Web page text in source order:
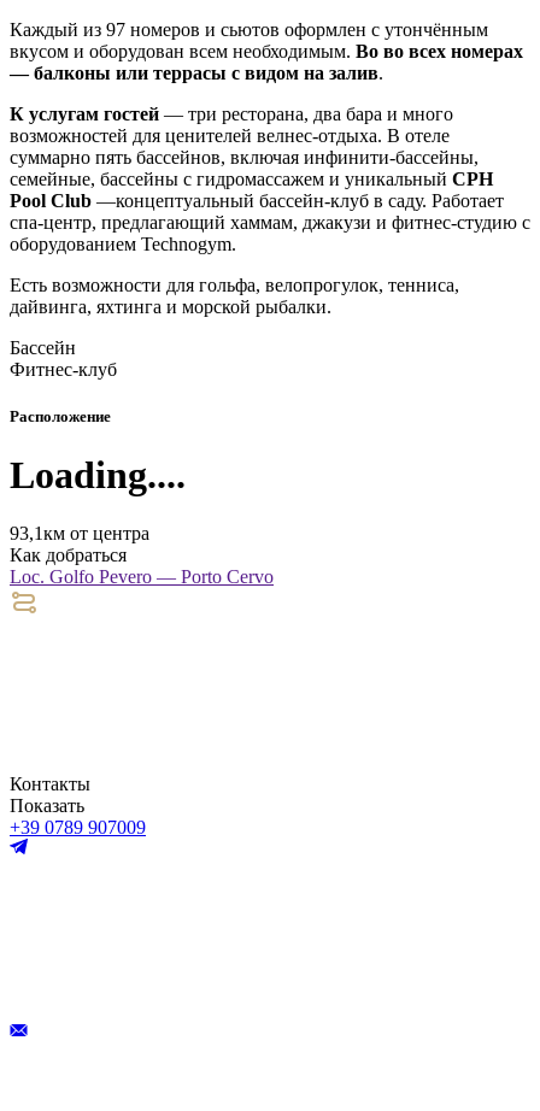
Каждый из 97 номеров и сьютов оформлен с утончённым
вкусом и оборудован всем необходимым. Во во всех номерах
— балконы или террасы с видом на залив.
К услугам гостей — три ресторана, два бара и много
возможностей для ценителей велнес-отдыха. В отеле
суммарно пять бассейнов, включая инфинити-бассейны,
семейные, бассейны с гидромассажем и уникальный CPH
Pool Club —концептуальный бассейн-клуб в саду. Работает
спа-центр, предлагающий хаммам, джакузи и фитнес-студию с
оборудованием Technogym.
Есть возможности для гольфа, велопрогулок, тенниса,
дайвинга, яхтинга и морской рыбалки.
Бассейн
Фитнес-клуб
Расположение
Loading....
93,1км от центра
Как добраться
Loc. Golfo Pevero — Porto Cervo
Контакты
Показать
+39 0789 907009